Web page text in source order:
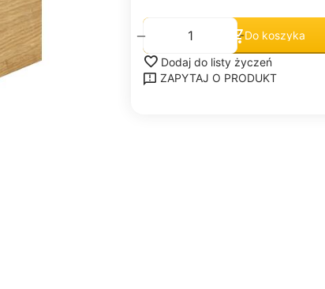
+
−
Do koszyka
Dodaj do listy życzeń
ZAPYTAJ O PRODUKT